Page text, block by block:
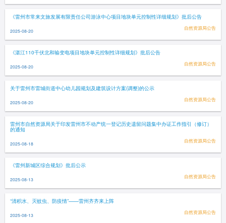
《雷州市常来文旅发展有限责任公司游泳中心项目地块单元控制性详细规划》批后公告
2025-08-20 自然资源局公告
《湛江110千伏北和输变电项目地块单元控制性详细规划》批后公告
2025-08-20 自然资源局公告
关于雷州市雷城街道中心幼儿园规划及建筑设计方案(调整)的公示
2025-08-20 自然资源局公告
雷州市自然资源局关于印发雷州市不动产统一登记历史遗留问题集中办证工作指引（修订）
的通知
2025-08-18 自然资源局公告
《雷州新城区综合规划》批后公示
2025-08-13 自然资源局公告
“清积水、灭蚊虫、防疫情”——雷州齐齐来上阵
2025-08-13 自然资源局公告